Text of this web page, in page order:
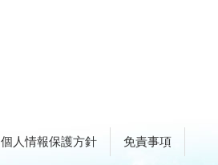
個人情報保護方針 免責事項